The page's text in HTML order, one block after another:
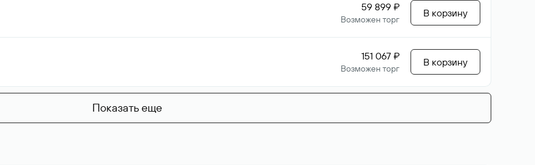
59 899 ₽
Возможен торг
В корзину
151 067 ₽
Возможен торг
В корзину
Показать еще